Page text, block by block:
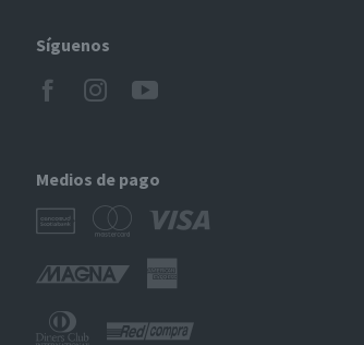
Síguenos
Medios de pago